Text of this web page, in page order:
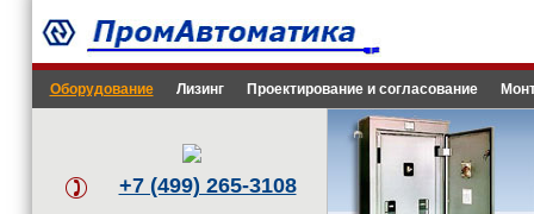
Оборудование Лизинг Проектирование и согласование
+7 (499) 265-3108